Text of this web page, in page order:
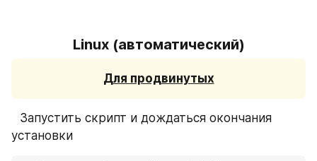
Linux (автоматический)
Для продвинутых
⠀Запустить скрипт и дождаться окончания
установки